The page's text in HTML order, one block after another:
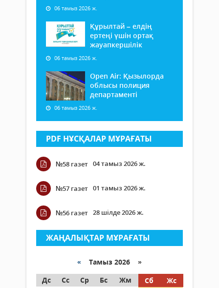
06 тамыз 2026 ж.
Құрылтай – елдің
ертеңі үшін ортақ
жауапкершілік
06 тамыз 2026 ж.
Open Air: Қызылорда
облысы полиция
департаменті
06 тамыз 2026 ж.
PDF НҰСҚАЛАР МҰРАҒАТЫ
№58 газет 04 тамыз 2026 ж.
№57 газет 01 тамыз 2026 ж.
№56 газет 28 шілде 2026 ж.
ЖАҢАЛЫҚТАР МҰРАҒАТЫ
« Тамыз 2026 »
Дс
Сс Ср Бс Жм Сб
Жс